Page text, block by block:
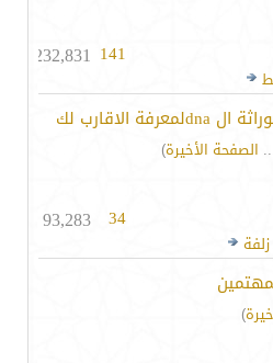
141
232,831
كيف ندرس علم الوراثة ال dnaلمعرفة الاقارب لك
الصفحة الأخيرة)
34
93,283
)